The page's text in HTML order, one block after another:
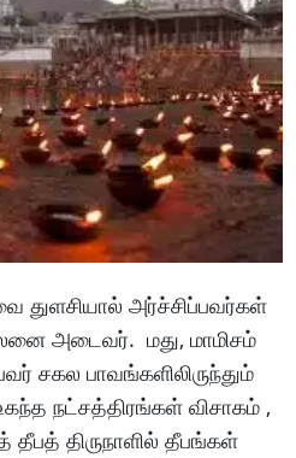
துளசியால் அர்ச்சிப்பவர்கள்
அடைவர். மது, மாமிசம்
சகல பாவங்களிலிருந்தும்
உகந்த நட்சத்திரங்கள் விசாகம் ,
திருநாளில் தீபங்கள்